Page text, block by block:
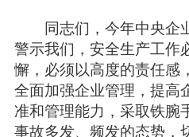
同志们，今年中央企
警示我们，安全生产工作
懈，必须以高度的责任感
全面加强企业管理，提高
准和管理能力，采取铁腕
事故多发、频发的态势，